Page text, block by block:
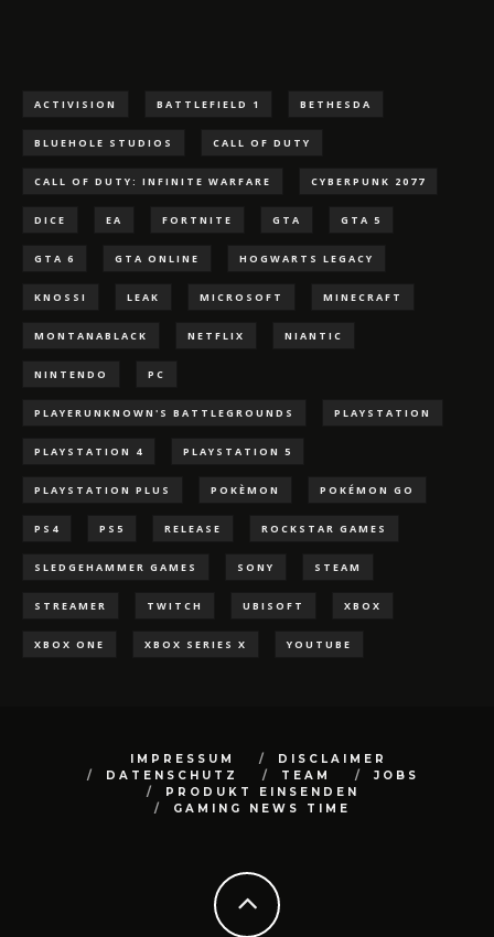
ACTIVISION BATTLEFIELD 1 BETHESDA
BLUEHOLE STUDIOS CALL OF DUTY
CALL OF DUTY: INFINITE WARFARE CYBERPUNK 2077
DICE EA FORTNITE GTA GTA 5
GTA 6 GTA ONLINE HOGWARTS LEGACY
KNOSSI LEAK MICROSOFT MINECRAFT
MONTANABLACK NETFLIX NIANTIC
NINTENDO PC
PLAYERUNKNOWN'S BATTLEGROUNDS PLAYSTATION
PLAYSTATION 4 PLAYSTATION 5
PLAYSTATION PLUS POKÈMON POKÉMON GO
PS4 PS5 RELEASE ROCKSTAR GAMES
SLEDGEHAMMER GAMES SONY STEAM
STREAMER TWITCH UBISOFT XBOX
XBOX ONE XBOX SERIES X YOUTUBE
IMPRESSUM
DISCLAIMER
DATENSCHUTZ
TEAM
JOBS
PRODUKT EINSENDEN
GAMING NEWS TIME